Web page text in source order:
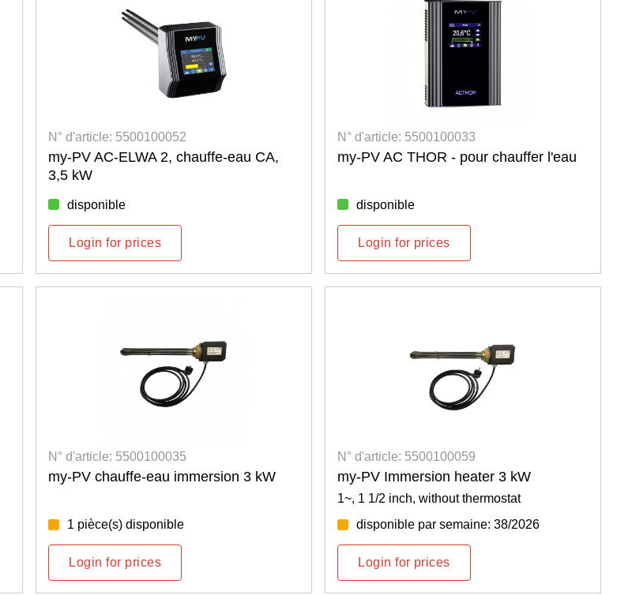
N° d'article: 5500100052
my-PV AC-ELWA 2, chauffe-eau CA,
3,5 kW
disponible
Login for prices
N° d'article: 5500100033
my-PV AC THOR - pour chauffer l'eau
disponible
Login for prices
N° d'article: 5500100035
my-PV chauffe-eau immersion 3 kW
1 pièce(s) disponible
Login for prices
N° d'article: 5500100059
my-PV Immersion heater 3 kW
1~, 1 1/2 inch, without thermostat
disponible par semaine: 38/2026
Login for prices